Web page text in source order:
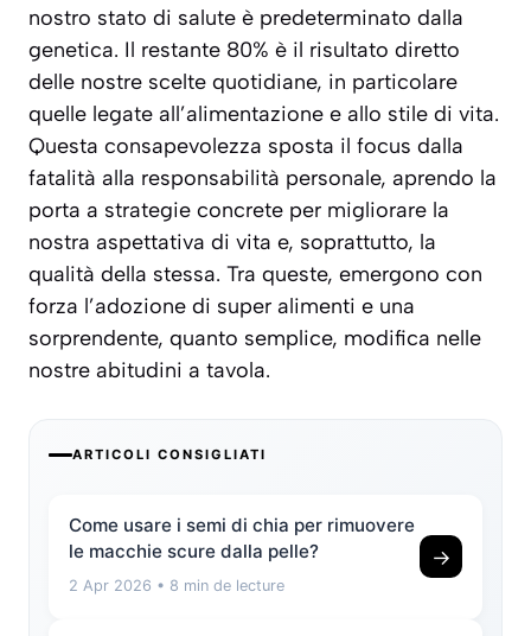
nostro stato di salute è predeterminato dalla
genetica. Il restante 80% è il risultato diretto
delle nostre scelte quotidiane, in particolare
quelle legate all’alimentazione e allo stile di vita.
Questa consapevolezza sposta il focus dalla
fatalità alla responsabilità personale, aprendo la
porta a strategie concrete per migliorare la
nostra aspettativa di vita e, soprattutto, la
qualità della stessa. Tra queste, emergono con
forza l’adozione di super alimenti e una
sorprendente, quanto semplice, modifica nelle
nostre abitudini a tavola.
ARTICOLI CONSIGLIATI
Come usare i semi di chia per rimuovere
le macchie scure dalla pelle?
2 Apr 2026 • 8 min de lecture
→